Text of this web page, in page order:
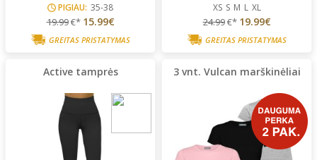
PIGIAU: 35-38
19.99€* 15.99€
GREITAS PRISTATYMAS
XS S M L XL
24.99€* 19.99€
GREITAS PRISTATYMAS
Active tamprės 3 vnt. Vulcan marškinėliai